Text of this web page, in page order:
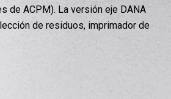
de ACPM). La versión eje DANA
de residuos, imprimador de